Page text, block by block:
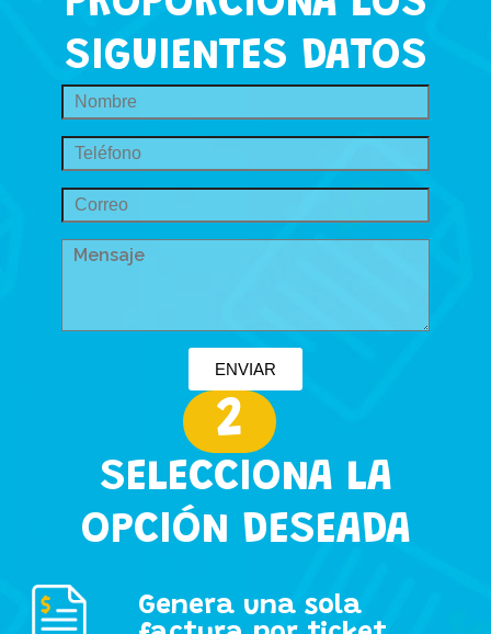
SIGUIENTES DATOS
ENVIAR
2
SELECCIONA LA
OPCIÓN DESEADA
Genera una sola